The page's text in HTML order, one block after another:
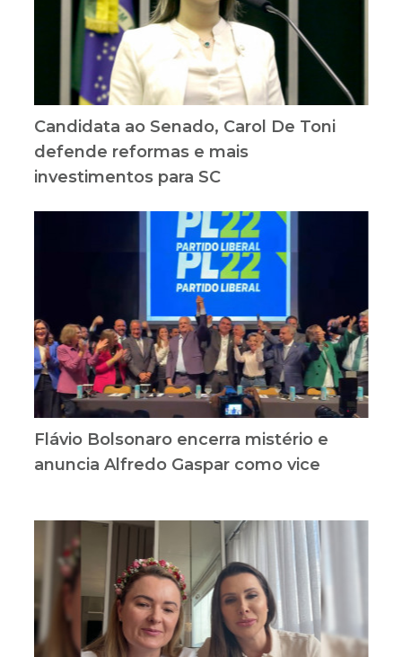
Candidata ao Senado, Carol De Toni
defende reformas e mais
investimentos para SC
Flávio Bolsonaro encerra mistério e
anuncia Alfredo Gaspar como vice